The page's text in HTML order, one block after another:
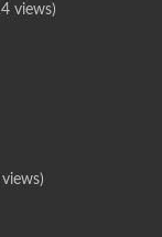
views)